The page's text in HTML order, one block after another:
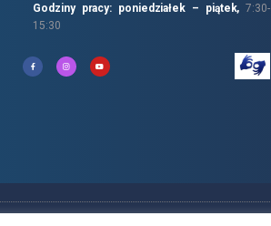
Godziny pracy: poniedziałek – piątek,7:30-
15:30